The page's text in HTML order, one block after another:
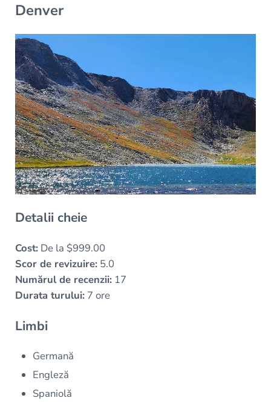
Denver
Detalii cheie
Cost:De la $999.00
Scor de revizuire:5.0
Numărul de recenzii:17
Durata turului:7 ore
Limbi
Germană
Engleză
Spaniolă